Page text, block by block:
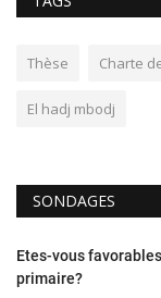
Thèse Charte
El hadj mbodj
SONDAGES
Etes-vous
primaire?